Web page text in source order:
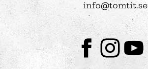
info@tomtit.se